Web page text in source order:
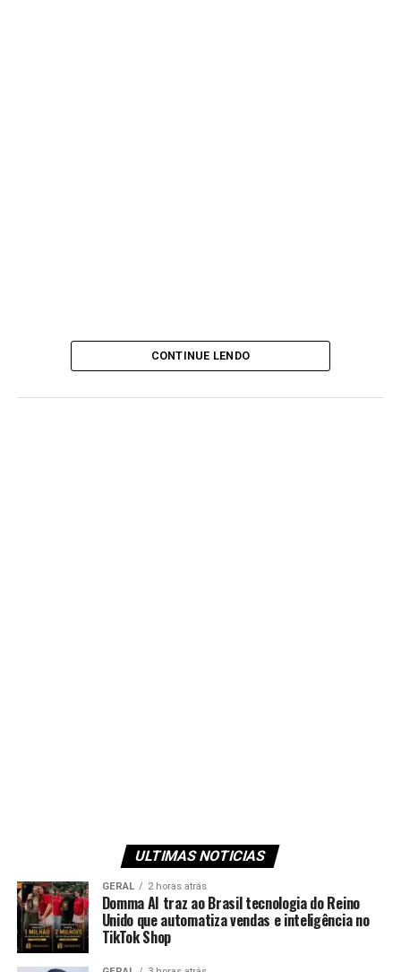
CONTINUE LENDO
ULTIMAS NOTICIAS
GERAL 2 horas atrás
Domma AI traz ao Brasil tecnologia do Reino
Unido que automatiza vendas e inteligência no
TikTok Shop